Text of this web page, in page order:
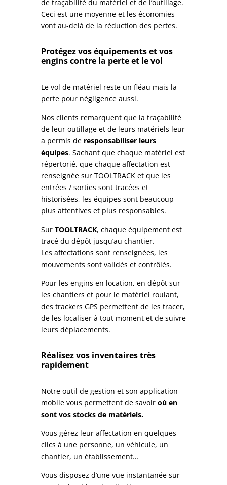
de traçabilité du matériel et de l’outillage.
Ceci est une moyenne et les économies
vont au-delà de la réduction des pertes.
Protégez vos équipements et vos
engins contre la perte et le vol
Le vol de matériel reste un fléau mais la
perte pour négligence aussi.
Nos clients remarquent que la traçabilité
de leur outillage et de leurs matériels leur
a permis de responsabiliser leurs
équipes. Sachant que chaque matériel est
répertorié, que chaque affectation est
renseignée sur TOOLTRACK et que les
entrées / sorties sont tracées et
historisées, les équipes sont beaucoup
plus attentives et plus responsables.
Sur TOOLTRACK, chaque équipement est
tracé du dépôt jusqu’au chantier.
Les affectations sont renseignées, les
mouvements sont validés et contrôlés.
Pour les engins en location, en dépôt sur
les chantiers et pour le matériel roulant,
des trackers GPS permettent de les tracer,
de les localiser à tout moment et de suivre
leurs déplacements.
Réalisez vos inventaires très
rapidement
Notre outil de gestion et son application
mobile vous permettent de savoir où en
sont vos stocks de matériels.
Vous gérez leur affectation en quelques
clics à une personne, un véhicule, un
chantier, un établissement…
Vous disposez d’une vue instantanée sur